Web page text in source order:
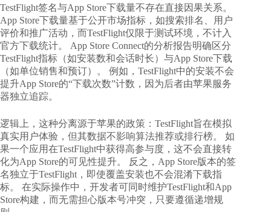
TestFlight签名与App Store下载量不存在直接因果关系。
App Store下载量基于公开市场指标，如搜索排名、用户
评价和推广活动，而TestFlight仅限于测试环境，不计入
官方下载统计。 App Store Connect的分析报告明确区分
TestFlight指标（如安装数和会话时长）与App Store下载
（如单位销售和预订）。 例如，TestFlight中的安装不会
提升App Store的“下载次数”计数，因为后者由苹果服务
器独立追踪。
逻辑上，这种分离源于苹果的政策：TestFlight旨在模拟
真实用户体验，但其数据不影响算法推荐或排行榜。 如
果一个应用在TestFlight中获得高参与度，这不会直接转
化为App Store的可见性提升。 反之，App Store版本的签
名独立于TestFlight，即使覆盖安装也不会混淆下载指
标。 在实际操作中，开发者可同时维护TestFlight和App
Store构建，而无需担心版本号冲突，只要遵循递增规